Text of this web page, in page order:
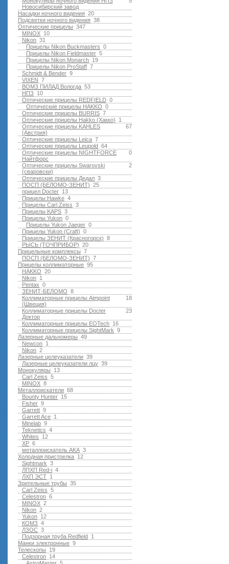
Новосибирский завод
20
Насадки ночного видения
38
Подсветки ночного видения
347
Оптические прицелы
10
MINOX
31
Nikon
0
Прицелы Nikon Buckmasters
5
Прицелы Nikon Fieldmaster
19
Прицелы Nikon Monarch
7
Прицелы Nikon ProStaff
9
Schmidt & Bender
7
VIXEN
53
ВОМЗ ПИЛАД Вологда
10
НПЗ
0
Оптические прицелы REDFIELD
0
Оптические прицелы HAKKO
7
Оптические прицелы BURRIS
1
Оптические прицелы Hakko (Хакко)
67
Оптические прицелы KAHLES
(Австрия)
7
Оптические прицелы Leica
64
Оптические прицелы Leupold
0
Оптические прицелы NIGHTFORCE
Найтфорс
2
Оптические прицелы Swarovski
(сваровски)
3
Оптические прицелы Дедал
25
ПОСП (БЕЛОМО-ЗЕНИТ)
13
прицел Docter
4
Прицелы Hawke
3
Прицелы Carl Zeiss
3
Прицелы KAPS
0
Прицелы Yukon
0
Прицелы Yukon Jaeger
0
Прицелы Yukon (Craft)
8
Прицелы ЗЕНИТ (Красногорск)
20
РЫСЬ (ТОЧПРИБОР)
7
Прицельные комплексы
7
ПОСП (БЕЛОМО-ЗЕНИТ)
95
Прицелы коллиматорные
20
HAKKO
1
Nikon
0
Pentax
8
ЗЕНИТ-БЕЛОМО
18
Коллиматорные прицелы Aimpoint
(Швеция)
23
Коллиматорные прицелы Docter
Доктор
16
Коллиматорные прицелы EOTech
9
Коллиматорные прицелы SightMark
49
Лазерные дальномеры
1
Newcon
2
Nikon
39
Лазерные целеуказатели
39
Лазерные целеуказатели лцу
13
Монокуляры
5
Carl Zeiss
8
MINOX
68
Металлоискатели
15
Bounty Hunter
9
Fisher
9
Garrett
1
Garrett Ace
9
Minelab
4
Teknetics
12
Whites
6
XP
3
металлоискатель AKA
12
Холодная пристрелка
3
Sightmark
4
ЛПХП Red-i
1
ЛХП ЭСТ
35
Зрительные трубы
5
Carl Zeiss
6
Celestron
2
MINOX
2
Nikon
12
Yukon
4
КОМЗ
3
ЛЗОС
1
Подзорная труба Redfield
9
Манки электронные
19
Телескопы
14
Celestron